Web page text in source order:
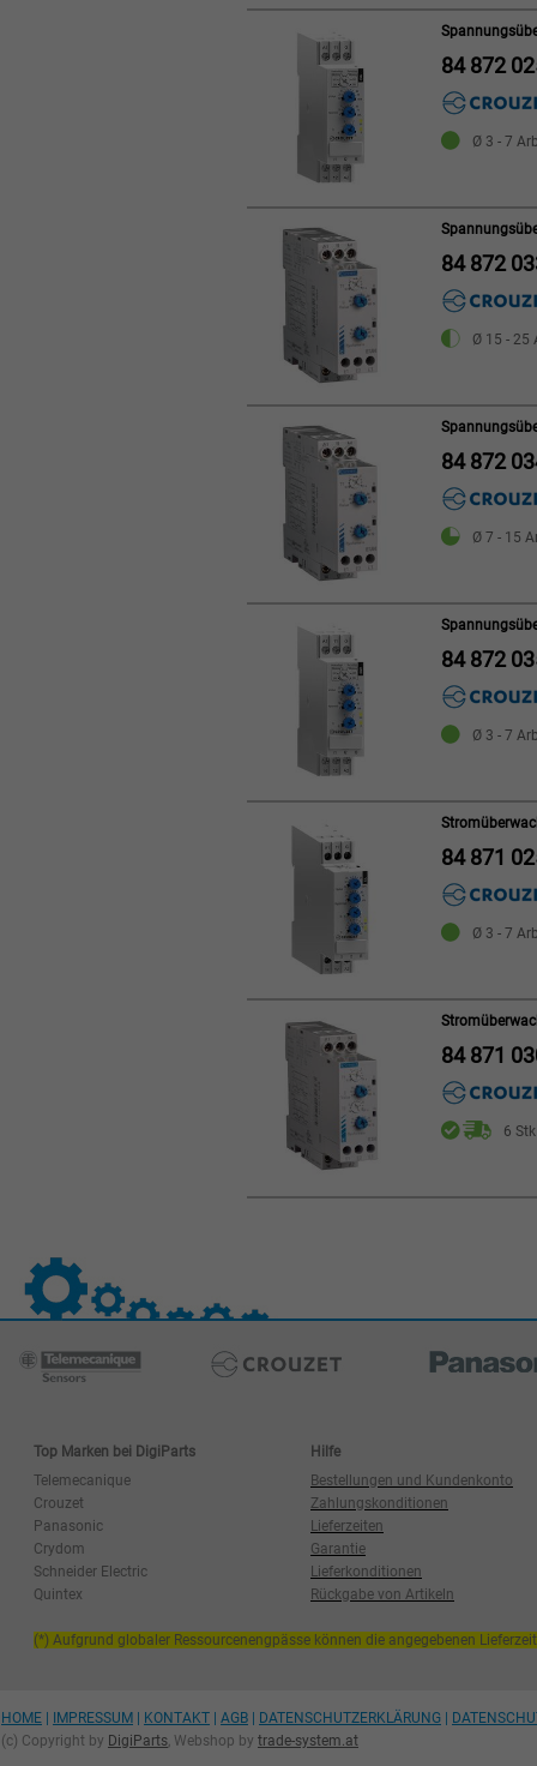
84 872
Ø 3 - 7
84 872
Ø 15 - 25
84 872
Ø 7 - 15
84 872
Ø 3 - 7
84 871
Ø 3 - 7
84 871
6
Top Marken bei DigiParts
Hilfe
Telemecanique
Bestellungen und Kundenkonto
Crouzet
Zahlungskonditionen
Panasonic
Lieferzeiten
Crydom
Garantie
Schneider Electric
Lieferkonditionen
Quintex
Rückgabe von Artikeln
(*) Aufgrund globaler Ressourcenengpässe können die angegebenen
HOME IMPRESSUM KONTAKT AGB DATENSCHUTZERKLÄRUNG
(c) Copyright by DigiParts, Webshop by trade-system.at